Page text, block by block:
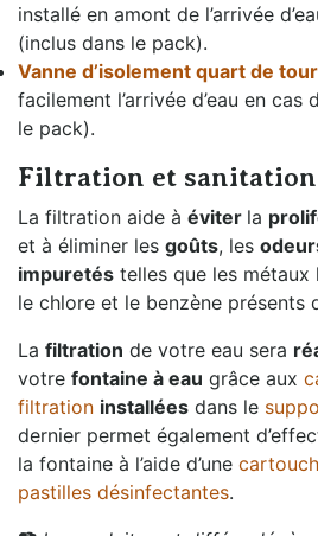
installé en amont de l’arrivée
(inclus dans le pack).
Vanne d’isolement quart de tour
facilement l’arrivée d’eau en
le pack).
Filtration et
La filtration aide à éviter la
et à éliminer les goûts, les
impuretés telles que les métaux
le chlore et le benzène présents
La filtration de votre eau sera
votre fontaine à eau grâce aux
filtration installées dans le
dernier permet également
la fontaine à l’aide d’une
pastilles désinfectantes.